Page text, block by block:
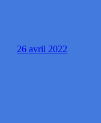
26 avril 2022